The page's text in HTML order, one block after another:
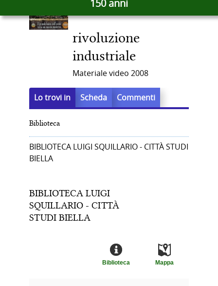
150 anni
del
documento
in
rivoluzione
industriale
Materiale video 2008
Lo trovi in Scheda Commenti
Biblioteca
BIBLIOTECA LUIGI SQUILLARIO - CITTÀ STUDI
BIELLA
BIBLIOTECA LUIGI
SQUILLARIO - CITTÀ
STUDI BIELLA
Mappa
Biblioteca